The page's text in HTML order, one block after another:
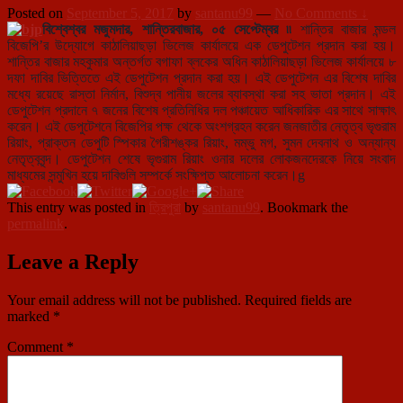
Posted on September 5, 2017 by santanu99 — No Comments ↓
বিশ্বেশ্বর মজুমদার, শান্তিরবাজার, ০৫ সেপ্টেম্বর ৷৷ শান্তির বাজার মন্ডল
বিজেপি’র উদ্যোগে কাঠালিয়াছড়া ভিলেজ কার্যালয়ে এক ডেপুটেশন প্রদান করা হয়।
শান্তির বাজার মহকুমার অন্তর্গত বগাফা ব্লকের অধিন কাঠালিয়াছড়া ভিলেজ কার্যালয়ে ৮
দফা দাবির ভিত্তিতে এই ডেপুটেশন প্রদান করা হয়। এই ডেপুটেশন এর বিশেষ দাবির
মধ্যে রয়েছে রাস্তা নির্মান, বিশুদ্ব পানীয় জলের ব্যাবস্থা করা সহ ভাতা প্রদান। এই
ডেপুটেশন প্রদানে ৭ জনের বিশেষ প্রতিনিধির দল পঞ্চায়েত আধিকারিক এর সাথে সাক্ষাৎ
করেন। এই ডেপুটেশনে বিজেপির পক্ষ থেকে অংশগ্রহন করেন জনজাতীর নেতৃত্ব ভৃগুরাম
রিয়াং, প্রাক্তন ডেপুটি স্পিকার গৈরীশঙ্কর রিয়াং, মম্ভু মগ, সুমন দেবনাথ ও অন্যান্য
নেতৃত্ববৃন্দ। ডেপুটেশন শেষে ভৃগুরাম রিয়াং ওনার দলের লোকজনদেরকে নিয়ে সংবাদ
মাধ্যমের সন্মুখিন হয়ে দাবিগুলি সম্পর্কে সংক্ষিপ্ত আলোচনা করেন।g
This entry was posted in ত্রিপুরা by santanu99. Bookmark the
permalink.
Leave a Reply
Your email address will not be published. Required fields are
marked *
Comment *